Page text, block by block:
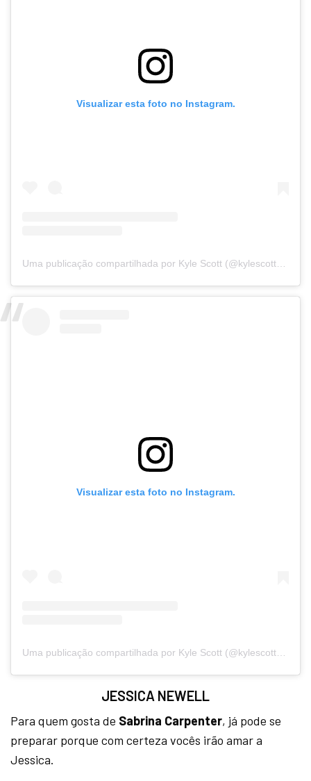
Visualizar esta foto no Instagram.
Visualizar esta foto no Instagram.
JESSICA NEWELL
Para quem gosta de Sabrina Carpenter, já pode se
preparar porque com certeza vocês irão amar a
Jessica.